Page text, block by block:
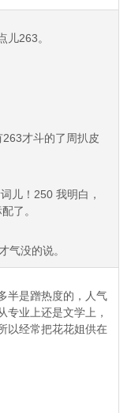
儿263。
才斗的了周扒皮
儿！250 我明白，
了。
气没的说。
半是蹭热度的，人气
专业上还是文学上，
以经常把花花姐供在